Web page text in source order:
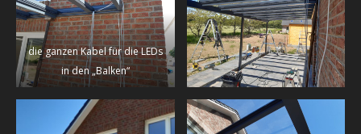
die ganzen Kabel für die LEDs
in den „Balken“